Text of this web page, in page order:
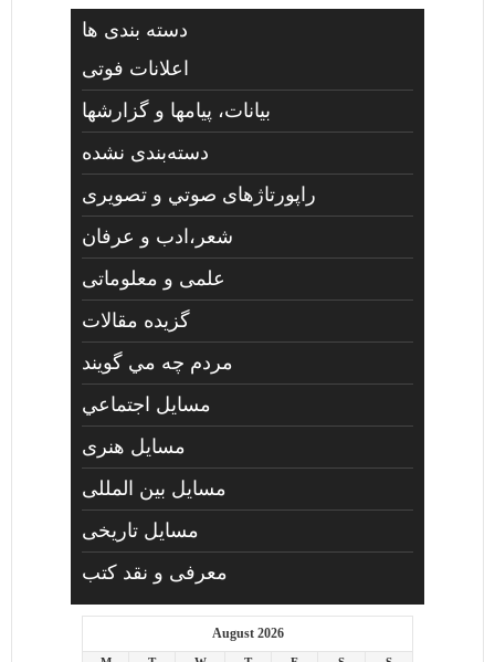
دسته بندی ها
اعلانات فوتی
بیانات، پیامها و گزارشها
دسته‌بندی نشده
راپورتاژهای صوتي و تصويری
شعر،ادب و عرفان
علمی و معلوماتی
گزیده مقالات
مردم چه مي گويند
مسايل اجتماعي
مسايل هنری
مسایل بین المللی
مسایل تاریخی
معرفی و نقد کتب
August 2026